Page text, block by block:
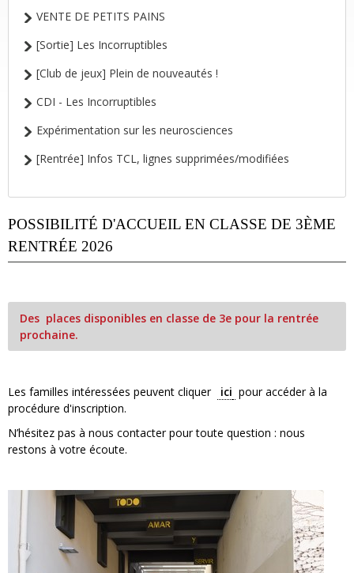
VENTE DE PETITS PAINS
[Sortie] Les Incorruptibles
[Club de jeux] Plein de nouveautés !
CDI - Les Incorruptibles
Expérimentation sur les neurosciences
[Rentrée] Infos TCL, lignes supprimées/modifiées
POSSIBILITÉ D'ACCUEIL EN CLASSE DE 3ÈME
RENTRÉE 2026
Des places disponibles en classe de 3e pour la rentrée
prochaine.
Les familles intéressées peuvent cliquer ici pour accéder à la
procédure d'inscription.
N’hésitez pas à nous contacter pour toute question : nous
restons à votre écoute.